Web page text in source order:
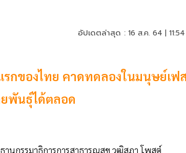
อัปเดตล่าสุด : 16 ส.ค. 64 |
กของไทย คาดทดลองในมนุษย์เฟ
พันธุ์ได้ตลอด
นกรรมาธิการการสาธารณสุข วุฒิสภา โพสต์